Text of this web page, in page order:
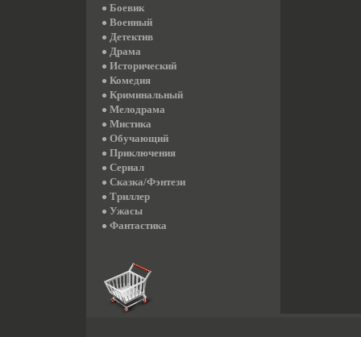
Боевик
Военный
Детектив
Драма
Исторический
Комедия
Криминальный
Мелодрама
Мистика
Обучающий
Приключения
Сериал
Сказка/Фэнтези
Триллер
Ужасы
Фантастика